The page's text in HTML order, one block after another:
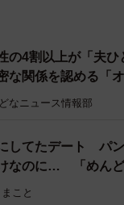
る。妻の到着を仁
赤い紐とハサミが
で検索した結果
実行する妻。その
の交際を経てゴー
でも、「愛されす
してくれるという
の4割以上が「夫
な関係を認める「
なニュース情報部
してたデート パ
なのに… 「めんど
こと